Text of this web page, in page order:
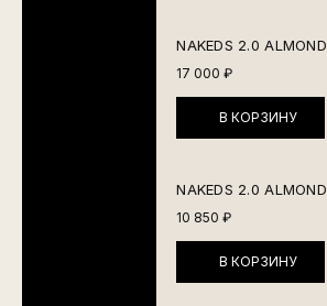
NAKEDS 2.0 ALMOND
17 000 ₽
В КОРЗИНУ
NAKEDS 2.0 ALMOND
10 850 ₽
В КОРЗИНУ